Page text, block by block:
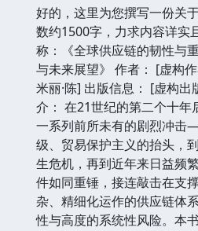
好的，这里为您撰写一份关
数约1500字，力求内容详实
称：《全球供应链的韧性与
与未来展望》 作者： [虚构
米丽·陈] 出版信息： [虚构
介： 在21世纪的第二个十年
一系列前所未有的剧烈冲
级、贸易保护主义的抬头，
生危机，再到近年来日益频
件如同重锤，接连敲击在支
杂、精细化运作的供应链体
性与高度的系统性风险。本